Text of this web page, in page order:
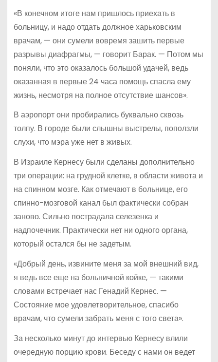
«В конечном итоге нам пришлось приехать в
больницу, и надо отдать должное харьковским
врачам, — они сумели вовремя зашить первые
разрывы диафрагмы, — говорит Барак. — Потом мы
поняли, что это оказалось большой удачей, ведь
оказанная в первые 24 часа помощь спасла ему
жизнь, несмотря на полное отсутствие шансов».
В аэропорт они пробирались буквально сквозь
толпу. В городе были слышны выстрелы, поползли
слухи, что мэра уже нет в живых.
В Израиле Кернесу были сделаны дополнительно
три операции: на грудной клетке, в области живота и
на спинном мозге. Как отмечают в больнице, его
спинно-мозговой канал был фактически собран
заново. Сильно пострадала селезенка и
надпочечник. Практически нет ни одного органа,
который остался бы не задетым.
«Добрый день, извините меня за мой внешний вид,
я ведь все еще на больничной койке, — такими
словами встречает нас Генадий Кернес. —
Состояние мое удовлетворительное, спасибо
врачам, что сумели забрать меня с того света».
За несколько минут до интервью Кернесу влили
очередную порцию крови. Беседу с нами он ведет